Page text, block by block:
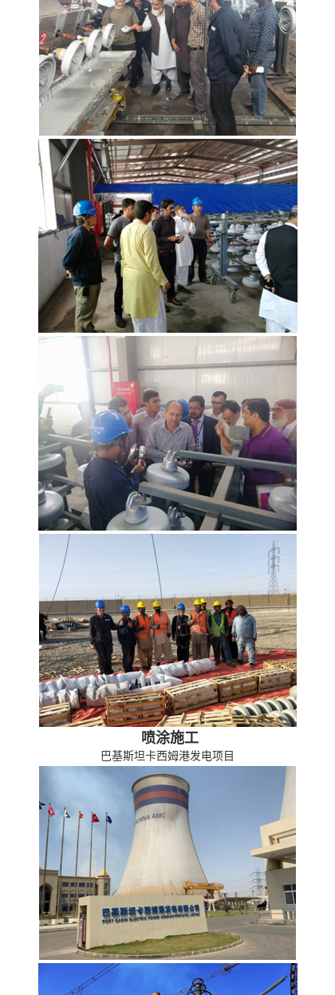
喷涂施工
巴基斯坦卡西姆港发电项目